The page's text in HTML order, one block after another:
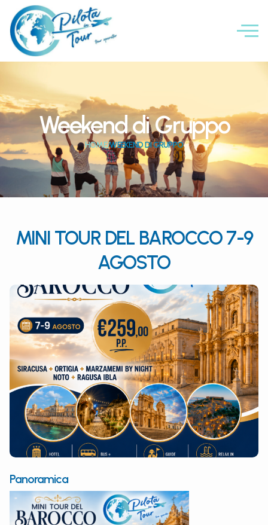
Weekend di Gruppo
HOME/WEEKEND DI GRUPPO
MINI TOUR DEL BAROCCO 7-9
AGOSTO
Panoramica